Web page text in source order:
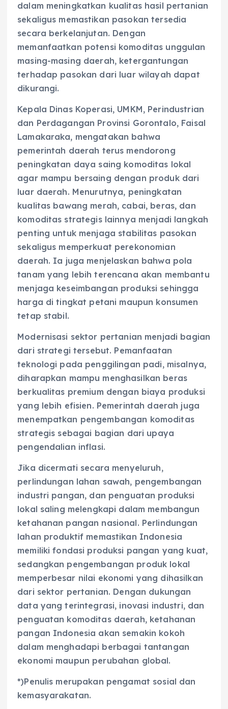
dalam meningkatkan kualitas hasil pertanian
sekaligus memastikan pasokan tersedia
secara berkelanjutan. Dengan
memanfaatkan potensi komoditas unggulan
masing-masing daerah, ketergantungan
terhadap pasokan dari luar wilayah dapat
dikurangi.
Kepala Dinas Koperasi, UMKM, Perindustrian
dan Perdagangan Provinsi Gorontalo, Faisal
Lamakaraka, mengatakan bahwa
pemerintah daerah terus mendorong
peningkatan daya saing komoditas lokal
agar mampu bersaing dengan produk dari
luar daerah. Menurutnya, peningkatan
kualitas bawang merah, cabai, beras, dan
komoditas strategis lainnya menjadi langkah
penting untuk menjaga stabilitas pasokan
sekaligus memperkuat perekonomian
daerah. Ia juga menjelaskan bahwa pola
tanam yang lebih terencana akan membantu
menjaga keseimbangan produksi sehingga
harga di tingkat petani maupun konsumen
tetap stabil.
Modernisasi sektor pertanian menjadi bagian
dari strategi tersebut. Pemanfaatan
teknologi pada penggilingan padi, misalnya,
diharapkan mampu menghasilkan beras
berkualitas premium dengan biaya produksi
yang lebih efisien. Pemerintah daerah juga
menempatkan pengembangan komoditas
strategis sebagai bagian dari upaya
pengendalian inflasi.
Jika dicermati secara menyeluruh,
perlindungan lahan sawah, pengembangan
industri pangan, dan penguatan produksi
lokal saling melengkapi dalam membangun
ketahanan pangan nasional. Perlindungan
lahan produktif memastikan Indonesia
memiliki fondasi produksi pangan yang kuat,
sedangkan pengembangan produk lokal
memperbesar nilai ekonomi yang dihasilkan
dari sektor pertanian. Dengan dukungan
data yang terintegrasi, inovasi industri, dan
penguatan komoditas daerah, ketahanan
pangan Indonesia akan semakin kokoh
dalam menghadapi berbagai tantangan
ekonomi maupun perubahan global.
*)Penulis merupakan pengamat sosial dan
kemasyarakatan.